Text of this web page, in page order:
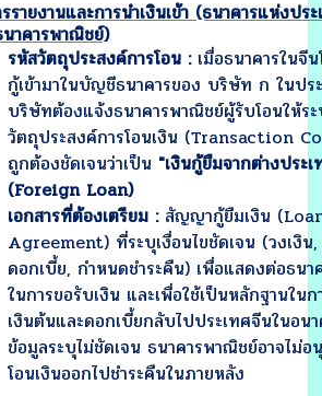
รายงานและการนำเงินเข้า (ธนาคารแห่งปร
าคารพาณิชย์)
รหัสวัตถุประสงค์การโอน :เมื่อธนาคารในจีน
กู้เข้ามาในบัญชีธนาคารของ บริษัท ก ในปร
บริษัทต้องแจ้งธนาคารพาณิชย์ผู้รับโอนให้ร
วัตถุประสงค์การโอนเงิน (Transaction
ถูกต้องชัดเจนว่าเป็น "เงินกู้ยืมจากต่างประ
(Foreign Loan)
เอกสารที่ต้องเตรียม :สัญญากู้ยืมเงิน
Agreement) ที่ระบุเงื่อนไขชัดเจน (วงเงิน
ดอกเบี้ย, กำหนดชำระคืน) เพื่อแสดงต่อธนา
ในการขอรับเงิน และเพื่อใช้เป็นหลักฐานในก
เงินต้นและดอกเบี้ยกลับไปประเทศจีนในอน
ข้อมูลระบุไม่ชัดเจน ธนาคารพาณิชย์อาจไม่อ
โอนเงินออกไปชำระคืนในภายหลัง